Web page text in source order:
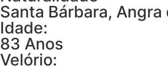
Santa Bárbara,
Idade:
83 Anos
Velório: